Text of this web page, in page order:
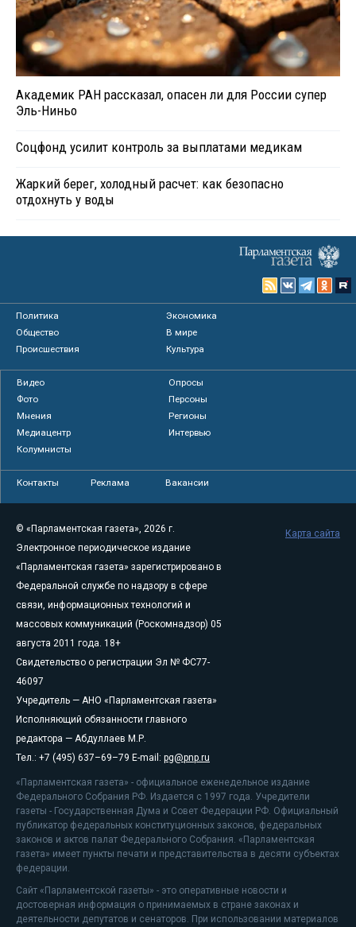
Академик РАН рассказал, опасен ли для России супер
Эль-Ниньо
Соцфонд усилит контроль за выплатами медикам
Жаркий берег, холодный расчет: как безопасно
отдохнуть у воды
Политика
Экономика
Общество
В мире
Происшествия
Культура
Видео
Опросы
Фото
Персоны
Мнения
Регионы
Медиацентр
Интервью
Колумнисты
Контакты Реклама Вакансии
© «Парламентская газета», 2026 г.
Электронное периодическое издание
«Парламентская газета» зарегистрировано в
Федеральной службе по надзору в сфере
связи, информационных технологий и
массовых коммуникаций (Роскомнадзор) 05
августа 2011 года. 18+
Свидетельство о регистрации Эл № ФС77-
46097
Учредитель — АНО «Парламентская газета»
Исполняющий обязанности главного
редактора — Абдуллаев М.Р.
Тел.: +7 (495) 637–69–79 E-mail: pg@pnp.ru
«Парламентская газета» - официальное еженедельное издание
Федерального Собрания РФ. Издается с 1997 года. Учредители
газеты - Государственная Дума и Совет Федерации РФ. Официальный
публикатор федеральных конституционных законов, федеральных
законов и актов палат Федерального Собрания. «Парламентская
газета» имеет пункты печати и представительства в десяти субъектах
федерации.
Сайт «Парламентской газеты» - это оперативные новости и
достоверная информация о принимаемых в стране законах и
деятельности депутатов и сенаторов. При использовании материалов
Карта сайта